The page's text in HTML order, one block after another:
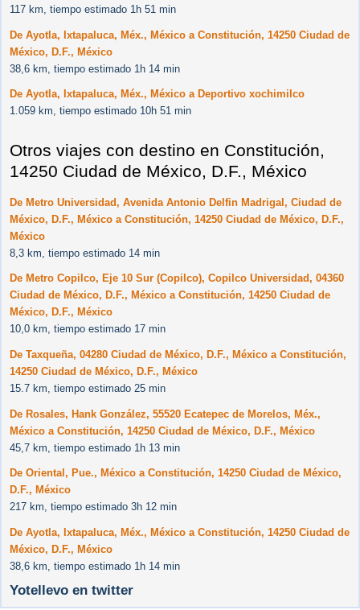
117 km, tiempo estimado 1h 51 min
De Ayotla, Ixtapaluca, Méx., México a Constitución, 14250 Ciudad de
México, D.F., México
38,6 km, tiempo estimado 1h 14 min
De Ayotla, Ixtapaluca, Méx., México a Deportivo xochimilco
1.059 km, tiempo estimado 10h 51 min
Otros viajes con destino en Constitución,
14250 Ciudad de México, D.F., México
De Metro Universidad, Avenida Antonio Delfin Madrigal, Ciudad de
México, D.F., México a Constitución, 14250 Ciudad de México, D.F.,
México
8,3 km, tiempo estimado 14 min
De Metro Copilco, Eje 10 Sur (Copilco), Copilco Universidad, 04360
Ciudad de México, D.F., México a Constitución, 14250 Ciudad de
México, D.F., México
10,0 km, tiempo estimado 17 min
De Taxqueña, 04280 Ciudad de México, D.F., México a Constitución,
14250 Ciudad de México, D.F., México
15.7 km, tiempo estimado 25 min
De Rosales, Hank González, 55520 Ecatepec de Morelos, Méx.,
México a Constitución, 14250 Ciudad de México, D.F., México
45,7 km, tiempo estimado 1h 13 min
De Oriental, Pue., México a Constitución, 14250 Ciudad de México,
D.F., México
217 km, tiempo estimado 3h 12 min
De Ayotla, Ixtapaluca, Méx., México a Constitución, 14250 Ciudad de
México, D.F., México
38,6 km, tiempo estimado 1h 14 min
Yotellevo en twitter